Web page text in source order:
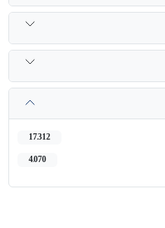
17,312
4,070